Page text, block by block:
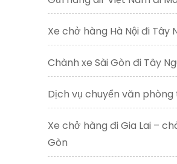
Xe chở hàng Hà Nội đi Tây
Chành xe Sài Gòn đi Tây
Dịch vụ chuyển văn phòng
Xe chở hàng đi Gia Lai –
Gòn